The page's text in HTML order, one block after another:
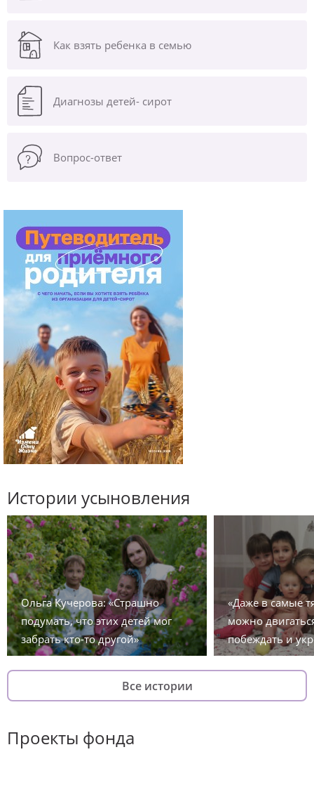
Как взять ребенка в семью
Диагнозы детей- сирот
Вопрос-ответ
Истории усыновления
Ольга Кучерова: «Страшно
подумать, что этих детей мог
забрать кто-то другой»
«Даже в самые
можно
побеждать и
Все истории
Проекты фонда